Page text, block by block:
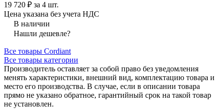
19 720 ₽ за 4 шт.
Цена указана без учета НДС
В наличии
Нашли дешевле?
Все товары Cordiant
Все товары категории
Производитель оставляет за собой право без уведомления
менять характеристики, внешний вид, комплектацию товара и
место его производства. В случае, если в описании товара
прямо не указано обратное, гарантийный срок на такой товар
не установлен.